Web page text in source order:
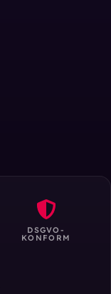
DSGVO-
KONFORM